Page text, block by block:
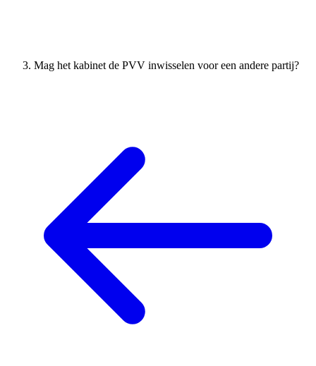
Mag het kabinet de PVV inwisselen voor een andere partij?